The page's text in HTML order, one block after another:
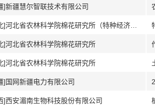
]新疆慧尔智联技术有限公司
]河北省农林科学院棉花研究所
]河北省农林科学院棉花研究所
]国网新疆电力有限公司
]西安湄南生物科技股份有限公司